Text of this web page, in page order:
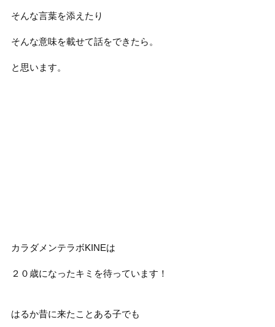
そんな言葉を添えたり
そんな意味を載せて話をできたら。
と思います。
カラダメンテラボKINEは
２０歳になったキミを待っています！
はるか昔に来たことある子でも